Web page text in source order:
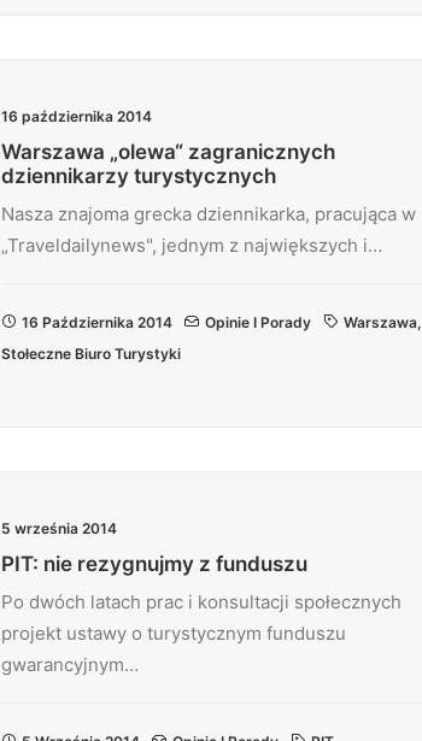
16 października 2014
Warszawa „olewa“ zagranicznych
dziennikarzy turystycznych
Nasza znajoma grecka dziennikarka, pracująca w
„Traveldailynews", jednym z największych i…
16 Października 2014 Opinie I Porady Warszawa,
Stołeczne Biuro Turystyki
5 września 2014
PIT: nie rezygnujmy z funduszu
Po dwóch latach prac i konsultacji społecznych
projekt ustawy o turystycznym funduszu
gwarancyjnym…